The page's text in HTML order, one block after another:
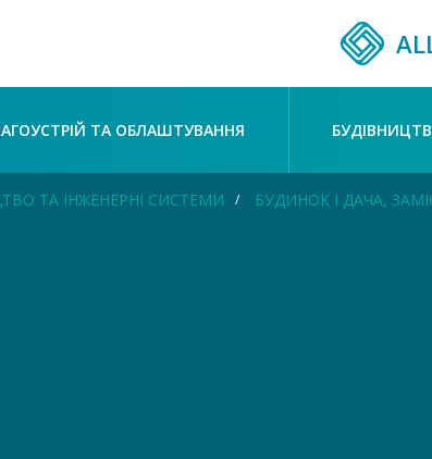
ТА ОБЛАШТУВАННЯ
ТА ІНЖЕНЕРНІ СИСТЕМИ БУДИНОК І ДАЧА,